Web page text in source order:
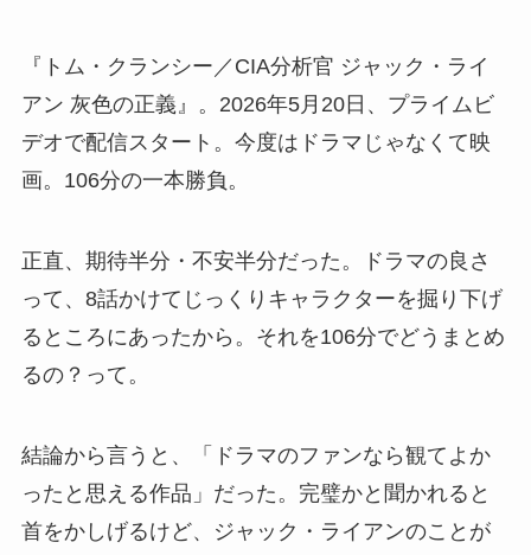
『トム・クランシー／CIA分析官 ジャック・ライ
アン 灰色の正義』。2026年5月20日、プライムビ
デオで配信スタート。今度はドラマじゃなくて映
画。106分の一本勝負。
正直、期待半分・不安半分だった。ドラマの良さ
って、8話かけてじっくりキャラクターを掘り下げ
るところにあったから。それを106分でどうまとめ
るの？って。
結論から言うと、「ドラマのファンなら観てよか
ったと思える作品」だった。完璧かと聞かれると
首をかしげるけど、ジャック・ライアンのことが